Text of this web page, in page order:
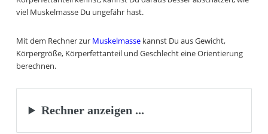
viel Muskelmasse Du ungefähr hast.
Mit dem Rechner zur Muskelmassekannst Du aus Gewicht,
Körpergröße, Körperfettanteil und Geschlecht eine Orientierung
berechnen.
Rechner anzeigen ...